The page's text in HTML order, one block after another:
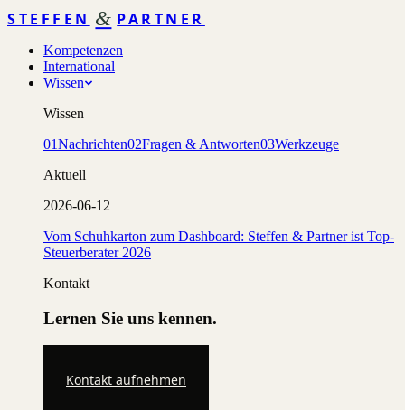
STEFFEN & PARTNER
Kompetenzen
International
Wissen
Wissen
01Nachrichten02Fragen & Antworten03Werkzeuge
Aktuell
2026-06-12
Vom Schuhkarton zum Dashboard: Steffen & Partner ist Top-
Steuerberater 2026
Kontakt
Lernen Sie uns kennen.
Kontakt aufnehmen